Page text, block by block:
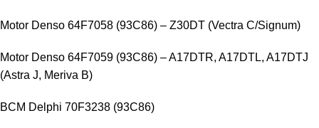
Motor Denso 64F7058 (93C86) – Z30DT (Vectra C/Signum)
Motor Denso 64F7059 (93C86) – A17DTR, A17DTL, A17DTJ
(Astra J, Meriva B)
BCM Delphi 70F3238 (93C86)